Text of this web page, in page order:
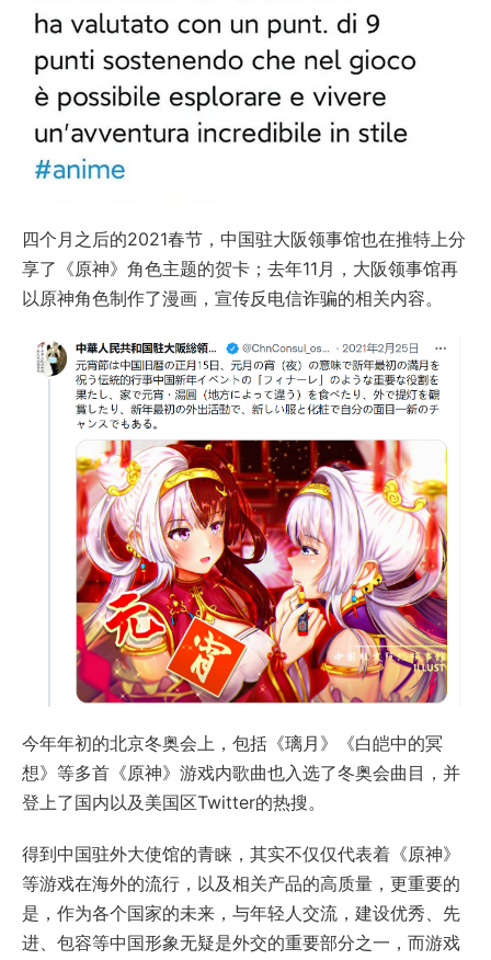
四个月之后的2021春节，中国驻大阪领事馆也在推特上分
享了《原神》角色主题的贺卡；去年11月，大阪领事馆再
以原神角色制作了漫画，宣传反电信诈骗的相关内容。
今年年初的北京冬奥会上，包括《璃月》《白皑中的冥
想》等多首《原神》游戏内歌曲也入选了冬奥会曲目，并
登上了国内以及美国区Twitter的热搜。
得到中国驻外大使馆的青睐，其实不仅仅代表着《原神》
等游戏在海外的流行，以及相关产品的高质量，更重要的
是，作为各个国家的未来，与年轻人交流，建设优秀、先
进、包容等中国形象无疑是外交的重要部分之一，而游戏